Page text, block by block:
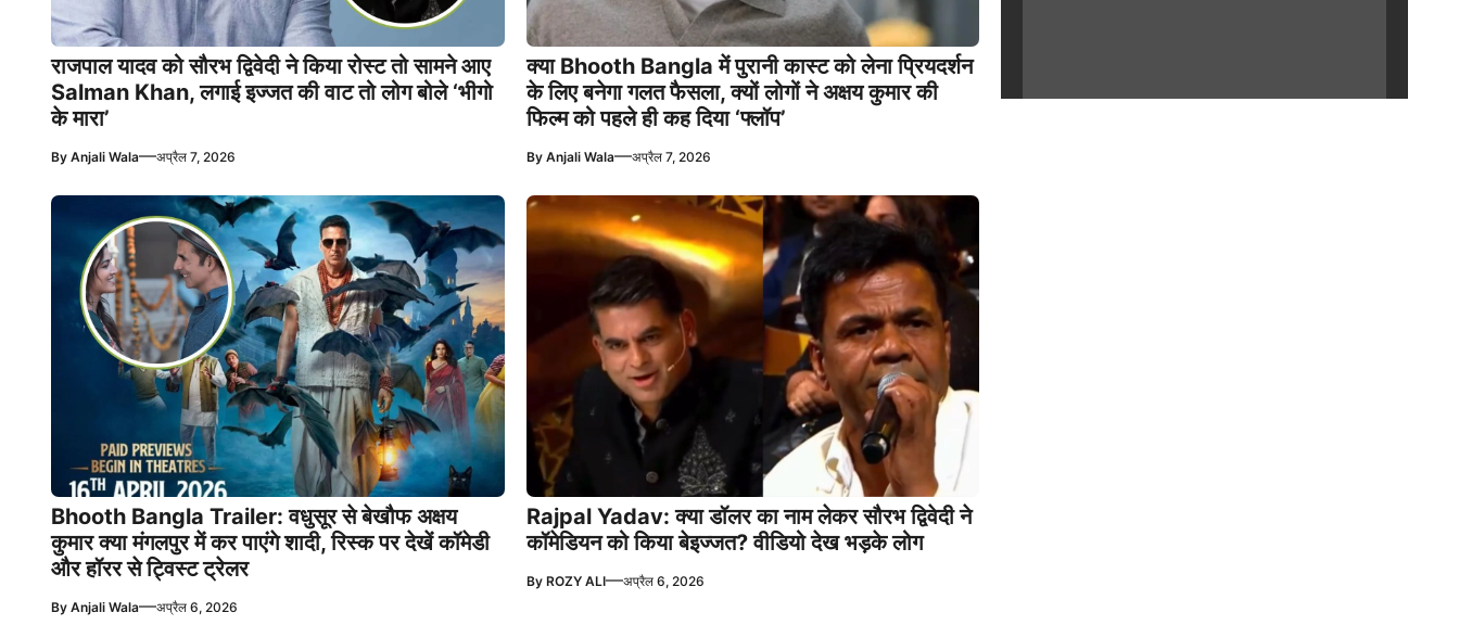
राजपाल यादव को सौरभ द्विवेदी ने किया रोस्ट तो सामने आए
Salman Khan, लगाई इज्जत की वाट तो लोग बोले ‘भीगो
के मारा’
By Anjali Wala—अप्रैल 7, 2026
क्या Bhooth Bangla में पुरानी कास्ट को लेना प्रियदर्शन
के लिए बनेगा गलत फैसला, क्यों लोगों ने अक्षय कुमार की
फिल्म को पहले ही कह दिया ‘फ्लॉप’
By Anjali Wala—अप्रैल 7, 2026
Bhooth Bangla Trailer: वधुसूर से बेखौफ अक्षय
कुमार क्या मंगलपुर में कर पाएंगे शादी, रिस्क पर देखें कॉमेडी
और हॉरर से ट्विस्ट ट्रेलर
By Anjali Wala—अप्रैल 6, 2026
Rajpal Yadav: क्या डॉलर का नाम लेकर सौरभ द्विवेदी ने
कॉमेडियन को किया बेइज्जत? वीडियो देख भड़के लोग
By ROZY ALI—अप्रैल 6, 2026